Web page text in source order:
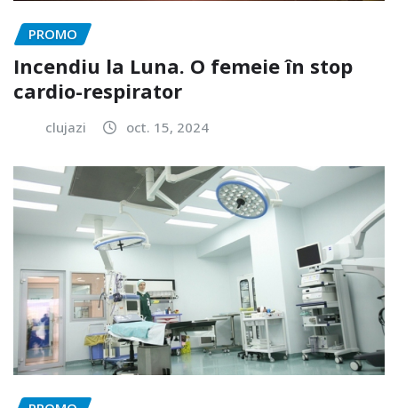
PROMO
Incendiu la Luna. O femeie în stop
cardio-respirator
clujazi oct. 15, 2024